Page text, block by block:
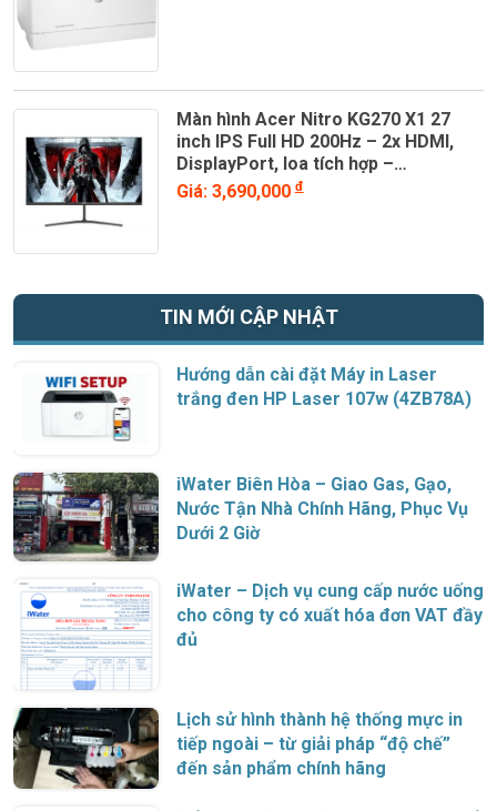
Màn hình Acer Nitro KG270 X1 27
inch IPS Full HD 200Hz – 2x HDMI,
DisplayPort, loa tích hợp –
UM.HX0SV.101
Giá: 3,690,000đ
TIN MỚI CẬP NHẬT
Hướng dẫn cài đặt Máy in Laser
trắng đen HP Laser 107w (4ZB78A)
iWater Biên Hòa – Giao Gas, Gạo,
Nước Tận Nhà Chính Hãng, Phục Vụ
Dưới 2 Giờ
iWater – Dịch vụ cung cấp nước uống
cho công ty có xuất hóa đơn VAT đầy
đủ
Lịch sử hình thành hệ thống mực in
tiếp ngoài – từ giải pháp “độ chế”
đến sản phẩm chính hãng